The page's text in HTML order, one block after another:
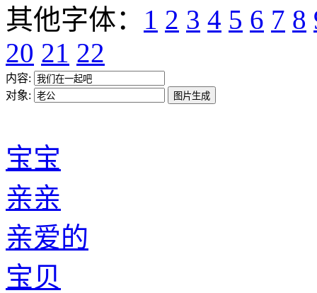
其他字体： 1 2 3 4 5 6 7 8
20 21 22
内容:
对象:
宝宝
亲亲
亲爱的
宝贝